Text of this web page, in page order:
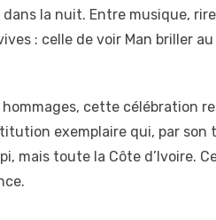
la nuit. Entre musique,
: celle de voir Man briller
cette célébration
exemplaire qui, par
mais toute la Côte d’Ivoire.